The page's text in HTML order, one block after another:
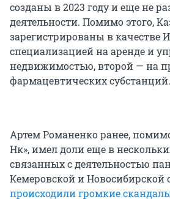
созданы в 2023 году и еще не
деятельности. Помимо этого,
зарегистрированы в качестве
специализацией на аренде и
недвижимостью, второй — на
фармацевтических субстанций.
Артем Романенко ранее,
Нк», имел доли еще в
связанных с деятельностью
Кемеровской и Новосибирской
происходили громкие